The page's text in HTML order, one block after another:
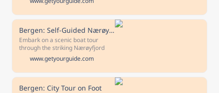
this guided group walk through the
past and present.
Bergen: Self-Guided Nærøyfjord Cruise and Flåm Railway Tour
Embark on a scenic boat tour
through the striking Nærøyfjord
and travel along the steep Flåm
Railway. Join this self-guided day
tour to marvel at the natural
beauty of Norway's fjord
landscape.
www.getyourguide.com
Bergen: City Tour on Foot